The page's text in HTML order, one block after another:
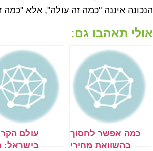
הנכונה איננה "כמה זה עולה", אלא "כמה
אולי תאהבו גם:
כמה אפשר לחסוך
בהשוואת מחירי
עולם
בישראל: